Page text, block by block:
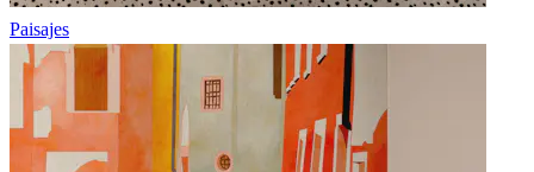
Paisajes